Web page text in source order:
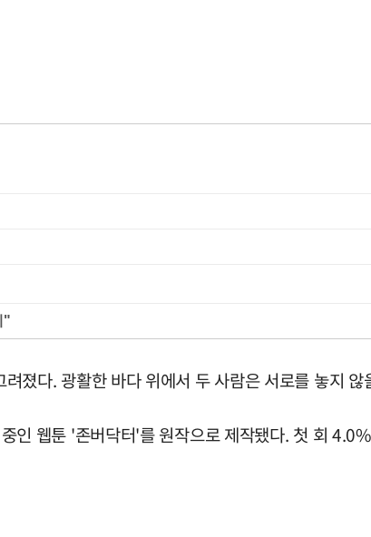
"
졌다. 광활한 바다 위에서 두 사람은 서로를 놓지
인 웹툰 '존버닥터'를 원작으로 제작됐다. 첫 회